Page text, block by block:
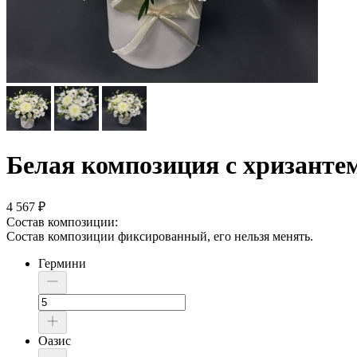
Белая композиция с
4 567 ₽
Состав композиции:
Состав композиции фиксированный, его нельзя менять.
Гермини
Оазис